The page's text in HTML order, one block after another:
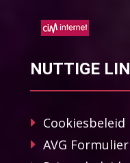
NUTTIGE
Cookiesbeleid
AVG Formulier